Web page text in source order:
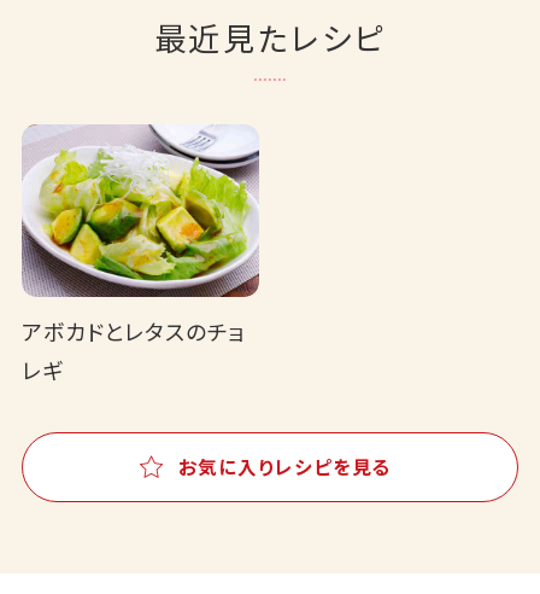
最近見たレシピ
アボカドとレタスのチョ
レギ
お気に入りレシピを見る